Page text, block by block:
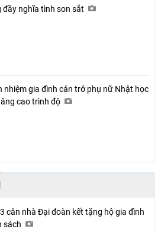
đầy nghĩa tình son sắt
nhiệm gia đình cản trở phụ nữ Nhật học
cao trình độ
căn nhà Đại đoàn kết tặng hộ gia đình
sách